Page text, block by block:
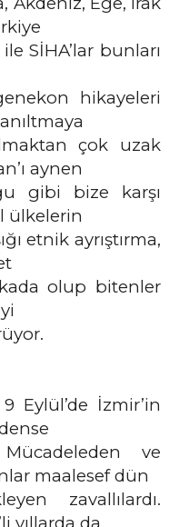
SİHA’lar bunları
hikayeleri
çok uzak
aynen
gibi bize karşı
ülkelerin
etnik ayrıştırma,
olup bitenler
Eylül’de İzmir’in
ve
maalesef dün
zavallılardı.